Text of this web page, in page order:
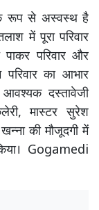
रूप से अस्वस्थ है
में पूरा परिवार
परिवार और
का आभार
दस्तावेजी
मास्टर सुरेश
खन्ना की मौजूदगी में
Gogamedi